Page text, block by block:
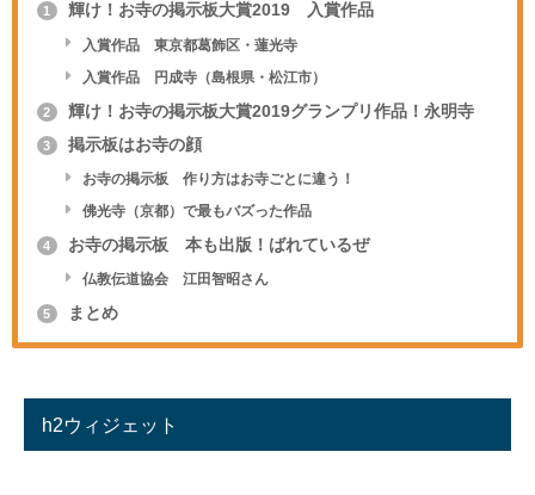
1 輝け！お寺の掲示板大賞2019 入賞作品
入賞作品 東京都葛飾区・蓮光寺
入賞作品 円成寺（島根県・松江市）
2 輝け！お寺の掲示板大賞2019グランプリ作品！永明寺
3 掲示板はお寺の顔
お寺の掲示板 作り方はお寺ごとに違う！
佛光寺（京都）で最もバズった作品
4 お寺の掲示板 本も出版！ばれているぜ
仏教伝道協会 江田智昭さん
5 まとめ
h2ウィジェット